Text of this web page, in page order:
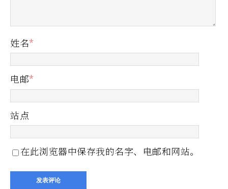
姓名*
电邮*
站点
在此浏览器中保存我的名字、电邮和网站。